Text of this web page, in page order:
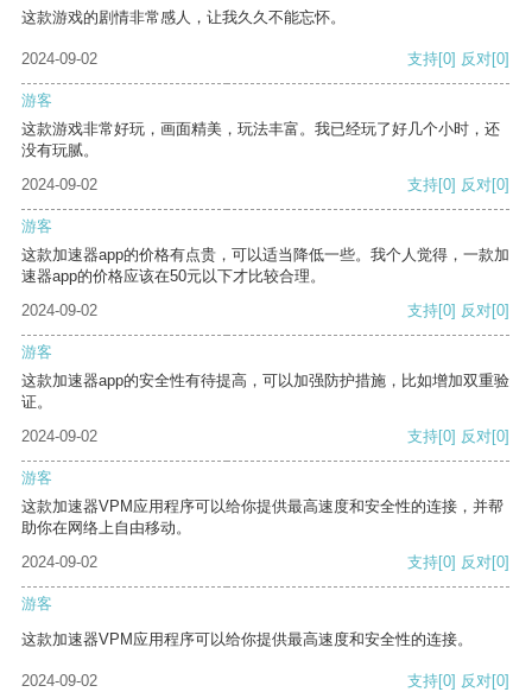
这款游戏的剧情非常感人，让我久久不能忘怀。
2024-09-02 支持[0] 反对[0]
游客
这款游戏非常好玩，画面精美，玩法丰富。我已经玩了好几个小时，还
没有玩腻。
2024-09-02
支持[0] 反对[0]
游客
这款加速器app的价格有点贵，可以适当降低一些。我个人觉得，一款加
速器app的价格应该在50元以下才比较合理。
2024-09-02
支持[0] 反对[0]
游客
这款加速器app的安全性有待提高，可以加强防护措施，比如增加双重验
证。
2024-09-02
支持[0] 反对[0]
游客
这款加速器VPM应用程序可以给你提供最高速度和安全性的连接，并帮
助你在网络上自由移动。
2024-09-02
支持[0] 反对[0]
游客
这款加速器VPM应用程序可以给你提供最高速度和安全性的连接。
2024-09-02 支持[0] 反对[0]